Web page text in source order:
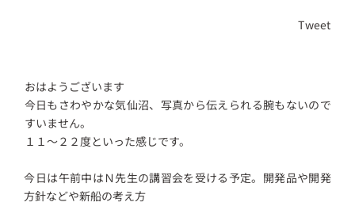
Tweet
おはようございます
今日もさわやかな気仙沼、写真から伝えられる腕もないので
すいません。
１１～２２度といった感じです。
今日は午前中はＮ先生の講習会を受ける予定。開発品や開発
方針などや新船の考え方